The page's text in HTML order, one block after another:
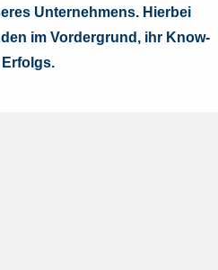
Unternehmens. Hierbei
im Vordergrund, ihr Know-